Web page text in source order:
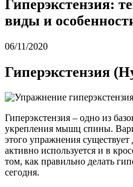
Гиперэкстензия:
виды и
06/11/2020
Гиперэкстензия
Гиперэкстензия – одно из
укрепления мышц спины.
этого упражнения
активно используется и в
том, как правильно делать
сегодня.